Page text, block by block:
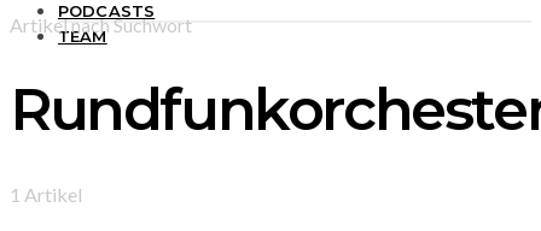
PODCASTS
TEAM
Artikel nach Suchwort
1 Artikel